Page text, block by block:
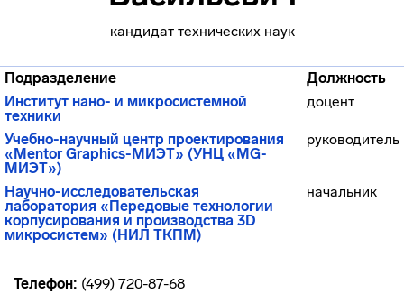
кандидат технических наук
Подразделение
Должность
Институт нано- и микросистемной
техники
доцент
Учебно-научный центр проектирования
«Mentor Graphics-МИЭТ» (УНЦ «MG-
МИЭТ»)
руководитель
Научно-исследовательская
лаборатория «Передовые технологии
корпусирования и производства 3D
микросистем» (НИЛ ТКПМ)
начальник
Телефон: (499) 720-87-68